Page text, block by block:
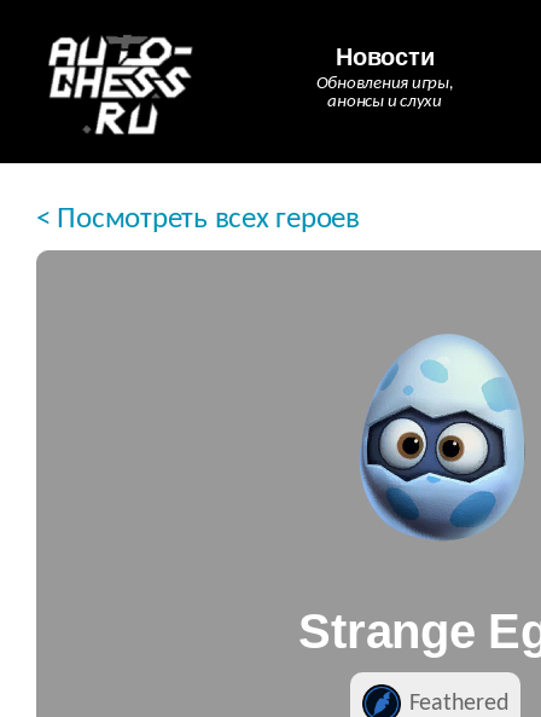
Новости
Обновления игры,
анонсы и слухи
< Посмотреть всех героев
Strange
Feathered